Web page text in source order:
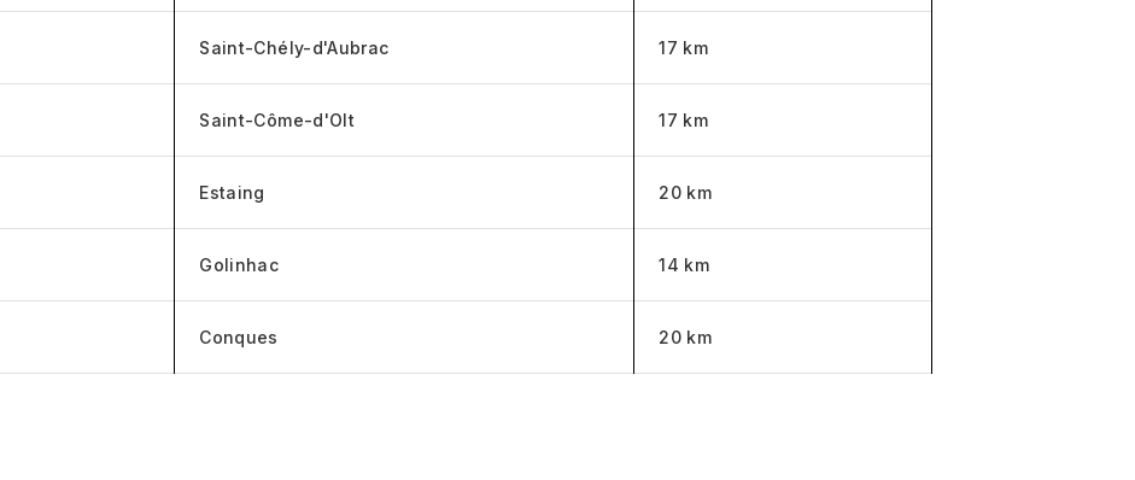
Saint-Chély-d'Aubrac 17 km
Saint-Côme-d'Olt 17 km
Estaing 20 km
Golinhac 14 km
Conques 20 km